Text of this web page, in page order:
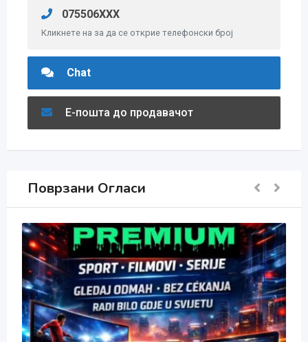
075506XXX
Кликнете на за да се открие телефонски број
Chat
Е-пошта до продавачот
Поврзани Огласи